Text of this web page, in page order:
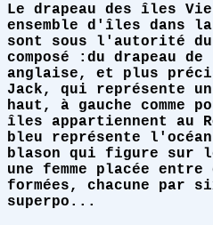
Le drapeau des îles
ensemble d'îles dans
sont sous l'autorité du
composé :du drapeau
anglaise, et plus
Jack, qui représente
haut, à gauche comme
îles appartiennent au
bleu représente
blason qui figure sur
une femme placée entre
formées, chacune par
superpo...